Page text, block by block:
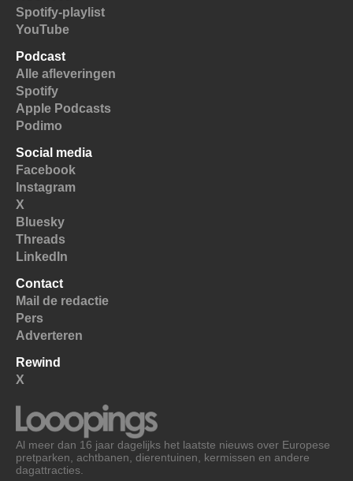
Spotify-playlist
YouTube
Podcast
Alle afleveringen
Spotify
Apple Podcasts
Podimo
Social media
Facebook
Instagram
X
Bluesky
Threads
LinkedIn
Contact
Mail de redactie
Pers
Adverteren
Rewind
X
Al meer dan 16 jaar dagelijks het laatste nieuws over Europese
pretparken, achtbanen, dierentuinen, kermissen en andere
dagattracties.